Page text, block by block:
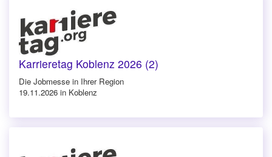
Karrieretag Koblenz 2026 (2)
Die Jobmesse in Ihrer Region
19.11.2026 in Koblenz